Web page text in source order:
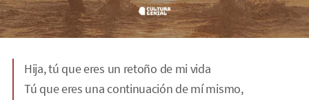
Hija, tú que eres un retoño de mi vida
Tú que eres una continuación de mí mismo,